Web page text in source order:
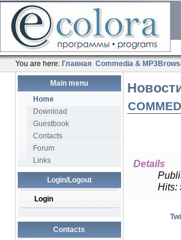
You are here: Главная Commedia &
Main menu
Home
Download
Guestbook
Contacts
Forum
Links
Login/Logout
Login
Contacts
Details
Hits: